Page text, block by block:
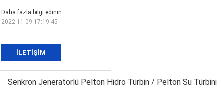
İLETIŞIM
Daha fazla bilgi edinin
2022-11-09 17:19:45
Senkron Jeneratörlü Pelton Hidro Türbin / Pelton Su Türbini